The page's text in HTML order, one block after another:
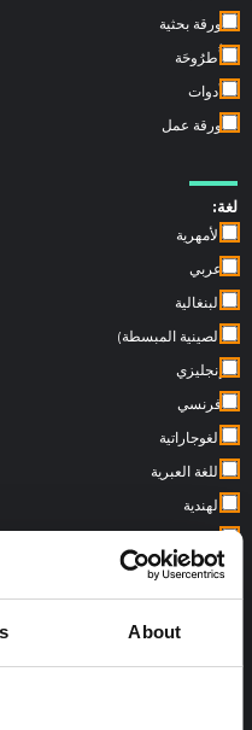
About
ورقة بحثية
أُطرُوحَة
أدوات
ورقة عمل
لغة:
الأمهرية
عربي
البنغالية
الصينية المبسطة)
إنجليزي
فرنسي
الغوجاراتية
اللغة العبرية
الهندية
النيبالية
الأسبانية